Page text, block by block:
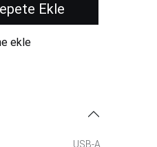
Ekle
ekle
USB-A